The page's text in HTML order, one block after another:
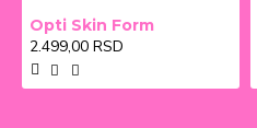
Opti Skin Form
2.499,00 RSD